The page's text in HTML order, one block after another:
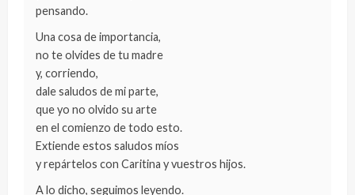
pensando.
Una cosa de importancia,
no te olvides de tu madre
y, corriendo,
dale saludos de mi parte,
que yo no olvido su arte
en el comienzo de todo esto.
Extiende estos saludos míos
y repártelos con Caritina y vuestros hijos.
A lo dicho, seguimos leyendo.